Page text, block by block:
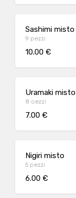
Sashimi misto
9 pezzi
10.00 €
Uramaki misto
8 oezzi
7.00 €
Nigiri misto
5 pezzi
6.00 €